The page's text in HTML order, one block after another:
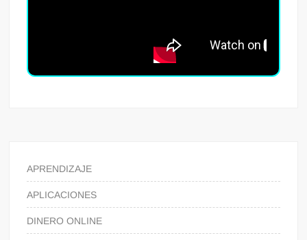
APRENDIZAJE
APLICACIONES
DINERO ONLINE